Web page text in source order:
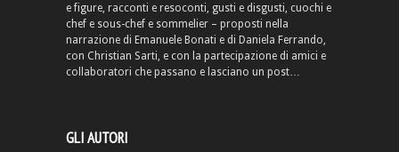
e figure, racconti e resoconti, gusti e disgusti, cuochi e
chef e sous-chef e sommelier – proposti nella
narrazione di Emanuele Bonati e di Daniela Ferrando,
con Christian Sarti, e con la partecipazione di amici e
collaboratori che passano e lasciano un post…
GLI AUTORI